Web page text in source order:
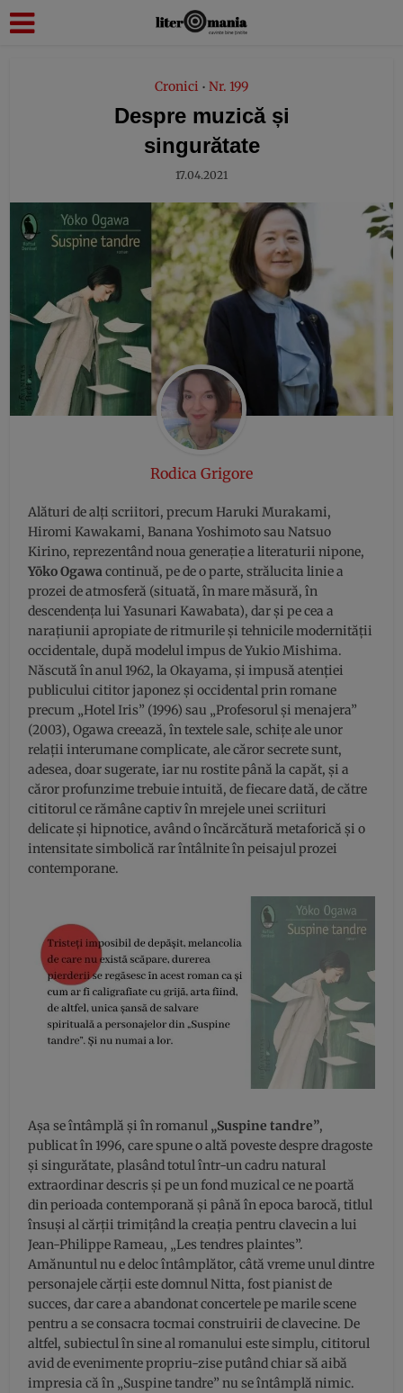
Cronici • Nr. 199
Despre muzică și
singurătate
17.04.2021
Rodica Grigore
Alături de alți scriitori, precum Haruki Murakami,
Hiromi Kawakami, Banana Yoshimoto sau Natsuo
Kirino, reprezentând noua generație a literaturii nipone,
Yōko Ogawacontinuă, pe de o parte, strălucita linie a
prozei de atmosferă (situată, în mare măsură, în
descendența lui Yasunari Kawabata), dar și pe cea a
narațiunii apropiate de ritmurile și tehnicile modernității
occidentale, după modelul impus de Yukio Mishima.
Născută în anul 1962, la Okayama, și impusă atenției
publicului cititor japonez și occidental prin romane
precum „Hotel Iris” (1996) sau „Profesorul și menajera”
(2003), Ogawa creează, în textele sale, schițe ale unor
relații interumane complicate, ale căror secrete sunt,
adesea, doar sugerate, iar nu rostite până la capăt, și a
căror profunzime trebuie intuită, de fiecare dată, de către
cititorul ce rămâne captiv în mrejele unei scriituri
delicate și hipnotice, având o încărcătură metaforică și o
intensitate simbolică rar întâlnite în peisajul prozei
contemporane.
Așa se întâmplă și în romanul „Suspine tandre”,
publicat în 1996, care spune o altă poveste despre dragoste
și singurătate, plasând totul într-un cadru natural
extraordinar descris și pe un fond muzical ce ne poartă
din perioada contemporană și până în epoca barocă, titlul
însuși al cărții trimițând la creația pentru clavecin a lui
Jean-Philippe Rameau, „Les tendres plaintes”.
Amănuntul nu e deloc întâmplător, câtă vreme unul dintre
personajele cărții este domnul Nitta, fost pianist de
succes, dar care a abandonat concertele pe marile scene
pentru a se consacra tocmai construirii de clavecine. De
altfel, subiectul în sine al romanului este simplu, cititorul
avid de evenimente propriu-zise putând chiar să aibă
impresia că în „Suspine tandre” nu se întâmplă nimic.
modal-check